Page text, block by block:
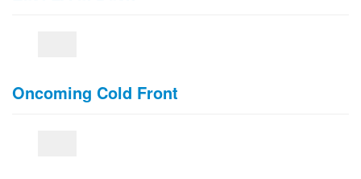
Oncoming Cold Front